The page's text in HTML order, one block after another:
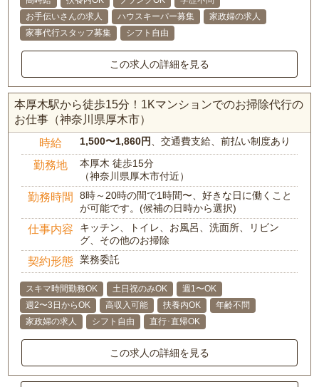
お手伝いさんの求人
ハウスキーパー募集
家政婦の求人
家事代行スタッフ募集
シフト自由
この求人の詳細を見る
本厚木駅から徒歩15分！1Kマンションでのお掃除代行の
お仕事（神奈川県厚木市）
時給 1,500〜1,860円 、交通費支給、前払い制度あり
勤務地
本厚木 徒歩15分
（神奈川県厚木市付近）
勤務時間
8時～20時の間で1時間〜、好きな日に働くこと
が可能です。(候補の日時から選択)
仕事内容
キッチン、トイレ、お風呂、洗面所、リビン
グ、その他のお掃除
契約形態 業務委託
スキマ時間勤務OK 土日祝のみOK
週1〜OK
週2〜3日からOK
高収入可能 扶養内OK
年齢不問
家政婦の求人
シフト自由 直行･直帰OK
この求人の詳細を見る